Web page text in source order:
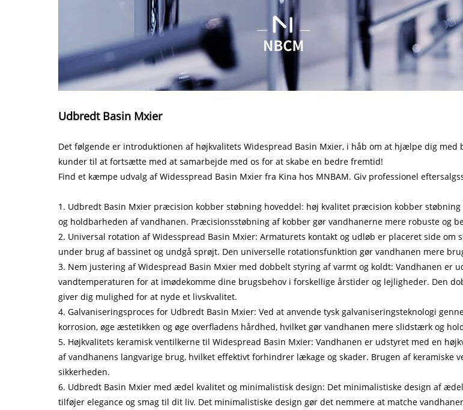
Udbredt Basin Mxier
Det følgende er introduktionen af ​​højkvalitets Widespread Basin Mxier, i håb om at hjælpe dig med
kunder til at fortsætte med at samarbejde med os for at skabe en bedre fremtid!
Find et kæmpe udvalg af Widesspread Basin Mxier fra Kina hos MNBAM. Giv professionel
1. Udbredt Basin Mxier præcision kobber støbning hoveddel: høj kvalitet præcision kobber
og holdbarheden af ​​vandhanen. Præcisionsstøbning af kobber gør vandhanerne mere robuste og
2. Universal rotation af Widesspread Basin Mxier: Armaturets kontakt og udløb er placeret side
under brug af bassinet og undgå sprøjt. Den universelle rotationsfunktion gør vandhanen mere
3. Nem justering af Widespread Basin Mxier med dobbelt styring af varmt og koldt: Vandhanen er
vandtemperaturen for at imødekomme dine brugsbehov i forskellige årstider og lejligheder. Den
giver dig mulighed for at nyde et livskvalitet.
4. Galvaniseringsproces for Udbredt Basin Mxier: Ved at anvende tysk galvaniseringsteknologi
korrosion, øge æstetikken og øge overfladens hårdhed, hvilket gør vandhanen mere slidstærk og
5. Højkvalitets keramisk ventilkerne til Widespread Basin Mxier: Vandhanen er udstyret med en
af ​​vandhanens langvarige brug, hvilket effektivt forhindrer lækage og skader. Brugen af
sikkerheden.
6. Udbredt Basin Mxier med ædel kvalitet og minimalistisk design: Det minimalistiske design af
tilføjer elegance og smag til dit liv. Det minimalistiske design gør det nemmere at matche